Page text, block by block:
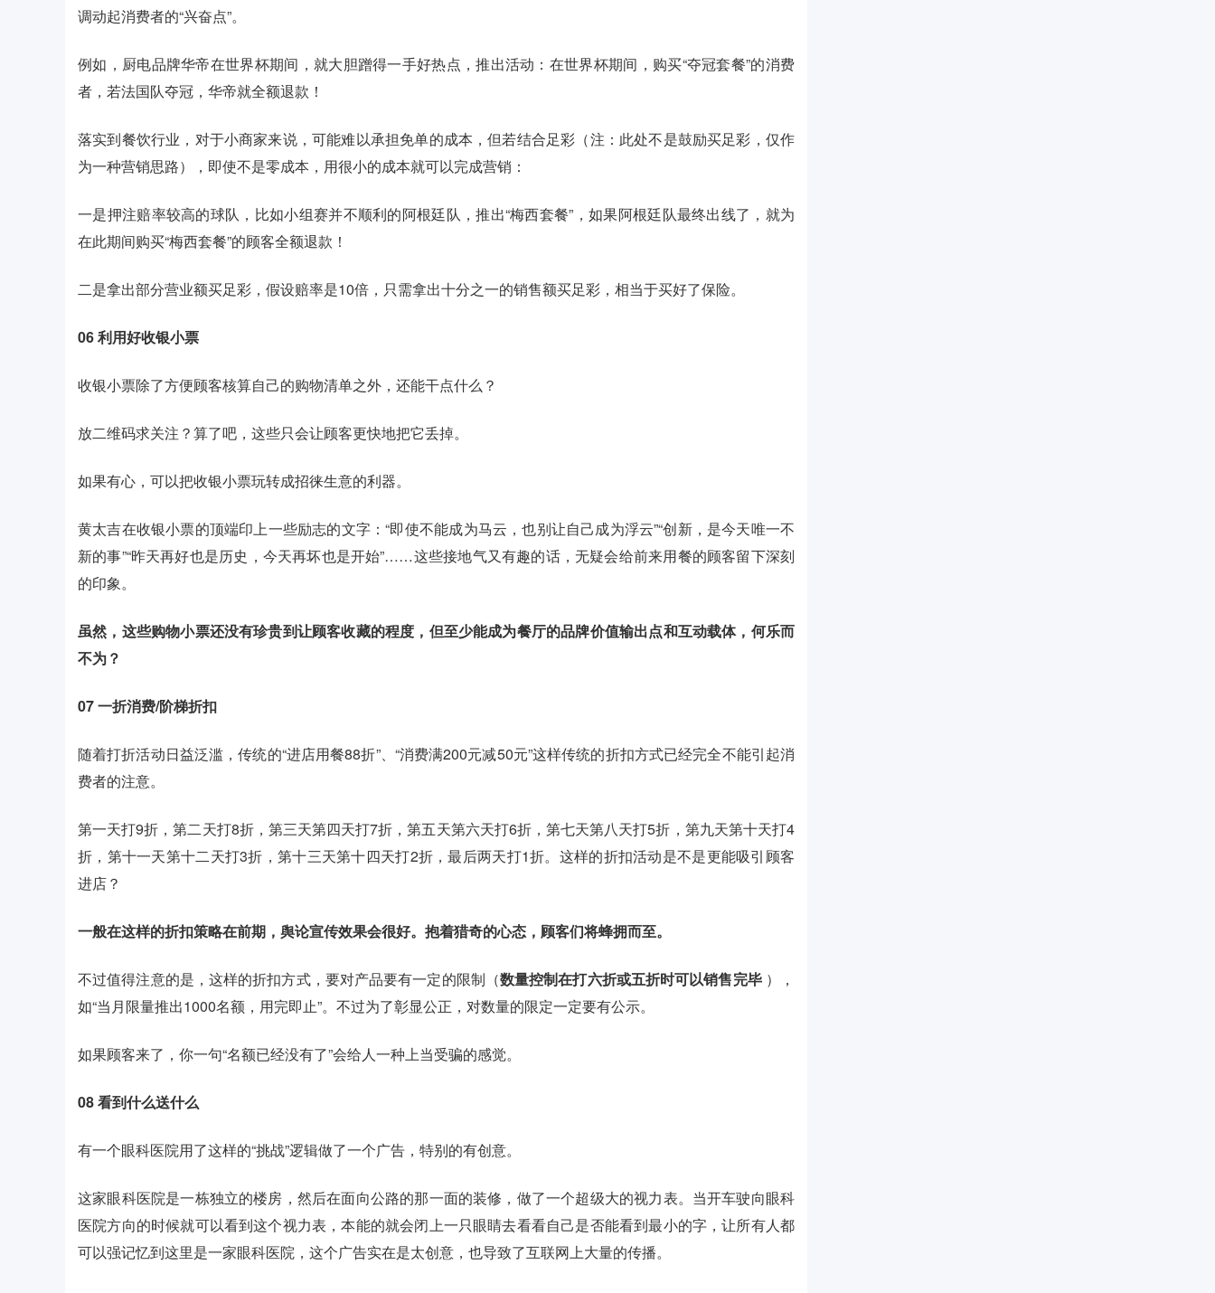
调动起消费者的“兴奋点”。
例如，厨电品牌华帝在世界杯期间，就大胆蹭得一手好热点，推出活动：在世界杯期间，购买“夺冠套餐”的消费
者，若法国队夺冠，华帝就全额退款！
落实到餐饮行业，对于小商家来说，可能难以承担免单的成本，但若结合足彩（注：此处不是鼓励买足彩，仅作
为一种营销思路），即使不是零成本，用很小的成本就可以完成营销：
一是押注赔率较高的球队，比如小组赛并不顺利的阿根廷队，推出“梅西套餐”，如果阿根廷队最终出线了，就为
在此期间购买“梅西套餐”的顾客全额退款！
二是拿出部分营业额买足彩，假设赔率是10倍，只需拿出十分之一的销售额买足彩，相当于买好了保险。
06利用好收银小票
收银小票除了方便顾客核算自己的购物清单之外，还能干点什么？
放二维码求关注？算了吧，这些只会让顾客更快地把它丢掉。
如果有心，可以把收银小票玩转成招徕生意的利器。
黄太吉在收银小票的顶端印上一些励志的文字：“即使不能成为马云，也别让自己成为浮云”“创新，是今天唯一不
新的事”“昨天再好也是历史，今天再坏也是开始”……这些接地气又有趣的话，无疑会给前来用餐的顾客留下深刻
的印象。
虽然，这些购物小票还没有珍贵到让顾客收藏的程度，但至少能成为餐厅的品牌价值输出点和互动载体，何乐而
不为？
07一折消费/阶梯折扣
随着打折活动日益泛滥，传统的“进店用餐88折”、“消费满200元减50元”这样传统的折扣方式已经完全不能引起消
费者的注意。
第一天打9折，第二天打8折，第三天第四天打7折，第五天第六天打6折，第七天第八天打5折，第九天第十天打4
折，第十一天第十二天打3折，第十三天第十四天打2折，最后两天打1折。这样的折扣活动是不是更能吸引顾客
进店？
一般在这样的折扣策略在前期，舆论宣传效果会很好。抱着猎奇的心态，顾客们将蜂拥而至。
不过值得注意的是，这样的折扣方式，要对产品要有一定的限制（数量控制在打六折或五折时可以销售完毕 ），
如“当月限量推出1000名额，用完即止”。不过为了彰显公正，对数量的限定一定要有公示。
如果顾客来了，你一句“名额已经没有了”会给人一种上当受骗的感觉。
08看到什么送什么
有一个眼科医院用了这样的“挑战”逻辑做了一个广告，特别的有创意。
这家眼科医院是一栋独立的楼房，然后在面向公路的那一面的装修，做了一个超级大的视力表。当开车驶向眼科
医院方向的时候就可以看到这个视力表，本能的就会闭上一只眼睛去看看自己是否能看到最小的字，让所有人都
可以强记忆到这里是一家眼科医院，这个广告实在是太创意，也导致了互联网上大量的传播。